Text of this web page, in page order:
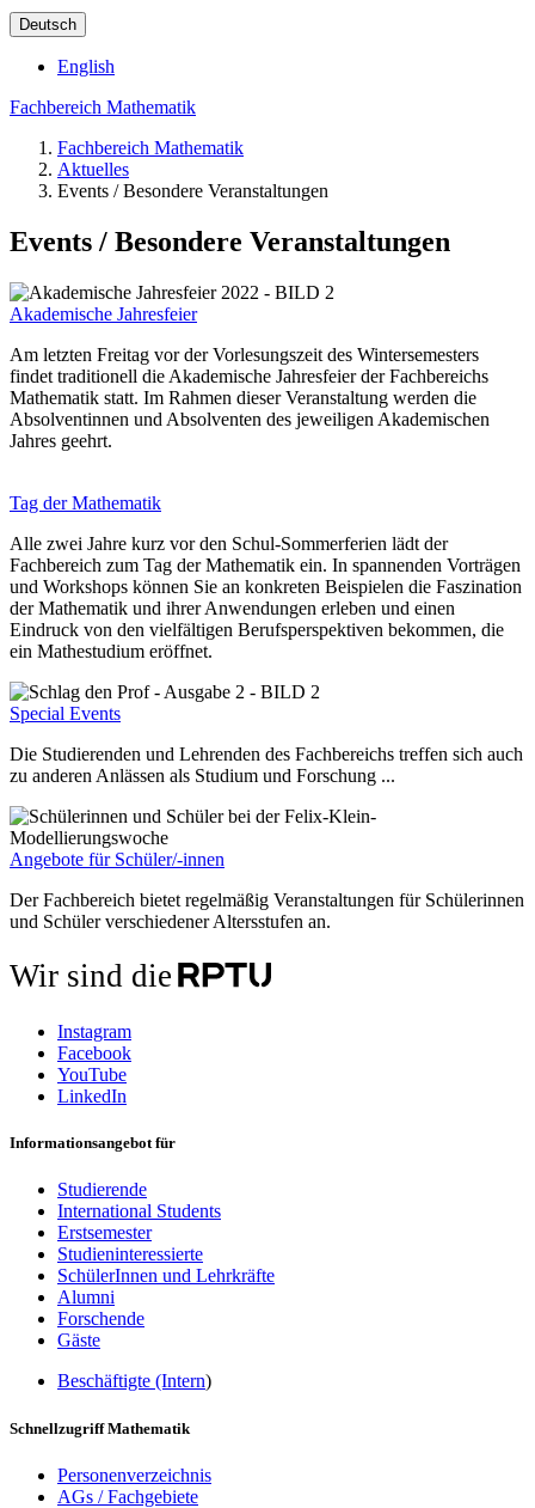
Deutsch
English
Fachbereich Mathematik
Fachbereich Mathematik
Aktuelles
Events / Besondere Veranstaltungen
Events / Besondere Veranstaltungen
Akademische Jahresfeier
Am letzten Freitag vor der Vorlesungszeit des Wintersemesters
findet traditionell die Akademische Jahresfeier der Fachbereichs
Mathematik statt. Im Rahmen dieser Veranstaltung werden die
Absolventinnen und Absolventen des jeweiligen Akademischen
Jahres geehrt.
Tag der Mathematik
Alle zwei Jahre kurz vor den Schul-Sommerferien lädt der
Fachbereich zum Tag der Mathematik ein. In spannenden Vorträgen
und Workshops können Sie an konkreten Beispielen die Faszination
der Mathematik und ihrer Anwendungen erleben und einen
Eindruck von den vielfältigen Berufsperspektiven bekommen, die
ein Mathestudium eröffnet.
Special Events
Die Studierenden und Lehrenden des Fachbereichs treffen sich auch
zu anderen Anlässen als Studium und Forschung ...
Angebote für Schüler/-innen
Der Fachbereich bietet regelmäßig Veranstaltungen für Schülerinnen
und Schüler verschiedener Altersstufen an.
Wir sind die
Instagram
Facebook
YouTube
LinkedIn
Informationsangebot für
Studierende
International Students
Erstsemester
Studieninteressierte
SchülerInnen und Lehrkräfte
Alumni
Forschende
Gäste
Beschäftigte (Intern)
Schnellzugriff Mathematik
Personenverzeichnis
AGs / Fachgebiete